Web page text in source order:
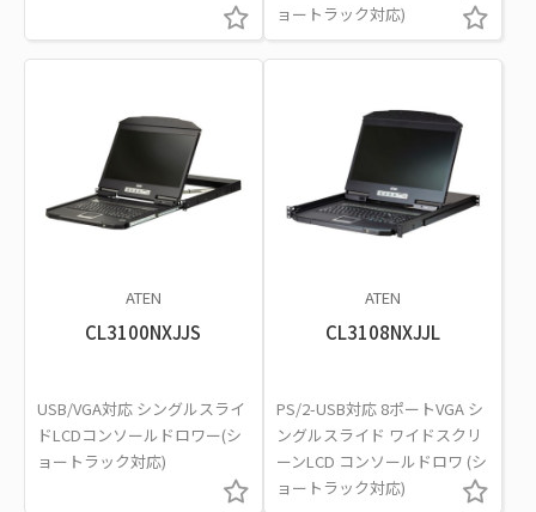
ョートラック対応)
ATEN
CL3100NXJJS
USB/VGA対応 シングルスライ
ドLCDコンソールドロワー(シ
ョートラック対応)
ATEN
CL3108NXJJL
PS/2-USB対応 8ポートVGA シ
ングルスライド ワイドスクリ
ーンLCD コンソールドロワ (シ
ョートラック対応)